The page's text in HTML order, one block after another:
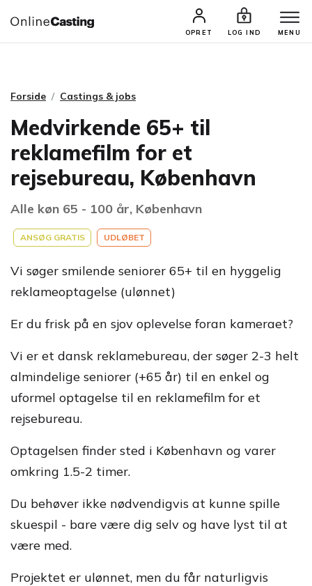
OPRET LOG IND MENU
CASTINGS & JOBS SØG PROFIL
Forside Castings & jobs
Medvirkende 65+ til
reklamefilm for et
rejsebureau, København
Alle køn 65 - 100 år, København
ANSØG GRATIS UDLØBET
Vi søger smilende seniorer 65+ til en hyggelig
reklameoptagelse (ulønnet)
Er du frisk på en sjov oplevelse foran kameraet?
Vi er et dansk reklamebureau, der søger 2-3 helt
almindelige seniorer (+65 år) til en enkel og
uformel optagelse til en reklamefilm for et
rejsebureau.
Optagelsen finder sted i København og varer
omkring 1.5-2 timer.
Du behøver ikke nødvendigvis at kunne spille
skuespil - bare være dig selv og have lyst til at
være med.
Projektet er ulønnet, men du får naturligvis